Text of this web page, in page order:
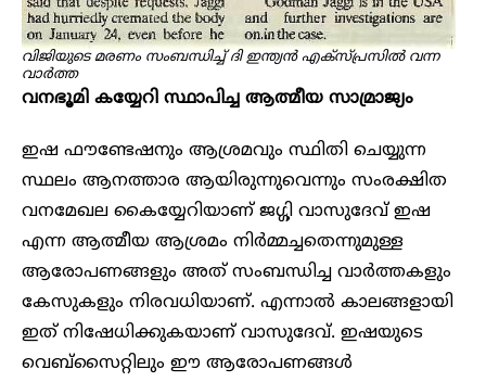
വിജിയുടെ മരണം സംബന്ധിച്ച് ദി ഇന്ത്യൻ എക്സ്പ്രസിൽ വന്ന
വാർത്ത
വനഭൂമി കയ്യേറി സ്ഥാപിച്ച ആത്മീയ സാമ്രാജ്യം
ഇഷ ഫൗണ്ടേഷനും ആശ്രമവും സ്ഥിതി ചെയ്യുന്ന
സ്ഥലം ആനത്താര ആയിരുന്നുവെന്നും സംരക്ഷിത
വനമേഖല കൈയ്യേറിയാണ് ജഗ്ഗി വാസുദേവ് ഇഷ
എന്ന ആത്മീയ ആശ്രമം നിർമ്മച്ചതെന്നുമുള്ള
ആരോപണങ്ങളും അത് സംബന്ധിച്ച വാർത്തകളും
കേസുകളും നിരവധിയാണ്. എന്നാൽ കാലങ്ങളായി
ഇത് നിഷേധിക്കുകയാണ് വാസുദേവ്. ഇഷയുടെ
വെബ്സൈറ്റിലും ഈ ആരോപണങ്ങൾ